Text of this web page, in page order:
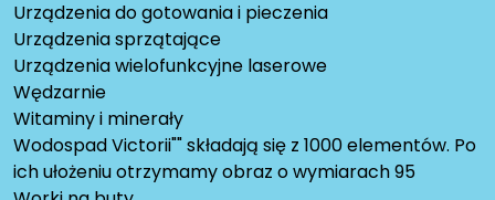
Urządzenia do gotowania i pieczenia
Urządzenia sprzątające
Urządzenia wielofunkcyjne laserowe
Wędzarnie
Witaminy i minerały
Wodospad Victorii"" składają się z 1000 elementów. Po
ich ułożeniu otrzymamy obraz o wymiarach 95